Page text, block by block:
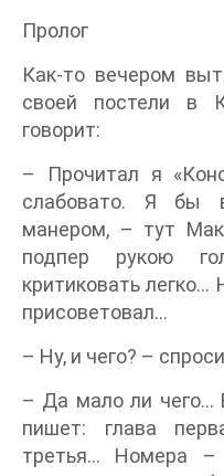
Пролог
Как-то вечером
своей постели в
говорит:
– Прочитал я
слабовато. Я бы
манером, – тут
подпер рукою
критиковать
присоветовал…
– Ну, и чего? –
– Да мало ли чего…
пишет: глава
третья… Номера